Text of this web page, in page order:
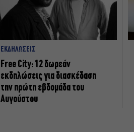
ΕΚΔΗΛΩΣΕΙΣ
Free City: 12 δωρεάν
εκδηλώσεις για διασκέδαση
την πρώτη εβδομάδα του
Αυγούστου